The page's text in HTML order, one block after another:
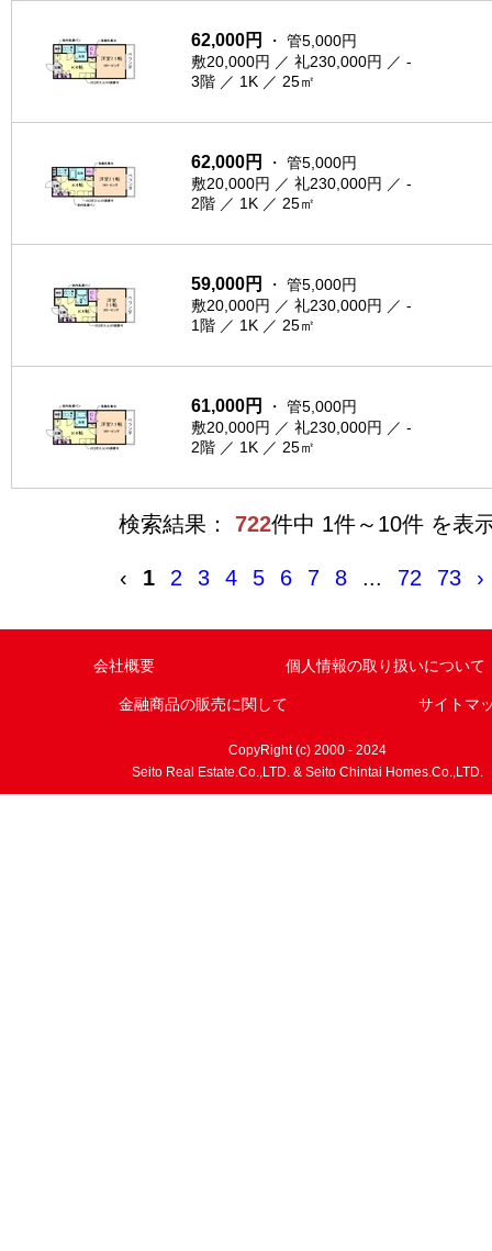
62,000円
・ 管5,000円
敷20,000円 ／ 礼230,000円 ／ -
3階 ／ 1K ／ 25㎡
62,000円
・ 管5,000円
敷20,000円 ／ 礼230,000円 ／ -
2階 ／ 1K ／ 25㎡
59,000円
・ 管5,000円
敷20,000円 ／ 礼230,000円 ／ -
1階 ／ 1K ／ 25㎡
61,000円
・ 管5,000円
敷20,000円 ／ 礼230,000円 ／ -
2階 ／ 1K ／ 25㎡
検索結果： 722件中 1件～10件 を表
‹ 1 2 3 4 5 6 7 8 ... 72 73 ›
会社概要 個人情報の取り扱いについて
金融商品の販売に関して サイトマ
CopyRight (c) 2000 - 2024
Seito Real Estate.Co.,LTD. & Seito Chintai Homes.Co.,LTD.